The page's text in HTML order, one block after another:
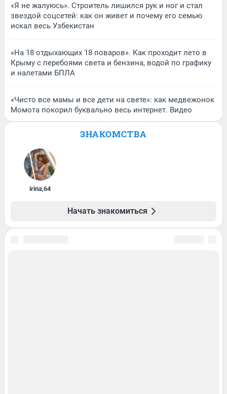
«Я не жалуюсь». Строитель лишился рук и ног и стал
звездой соцсетей: как он живет и почему его семью
искал весь Узбекистан
«На 18 отдыхающих 18 поваров». Как проходит лето в
Крыму с перебоями света и бензина, водой по графику
и налетами БПЛА
«Чисто все мамы и все дети на свете»: как медвежонок
Момота покорил буквально весь интернет. Видео
ЗНАКОМСТВА
irina,64
Начать знакомиться